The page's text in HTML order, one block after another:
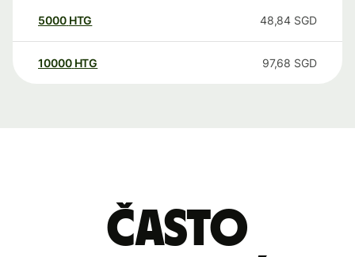
5000 HTG 48,84 SGD
10000 HTG 97,68 SGD
Často